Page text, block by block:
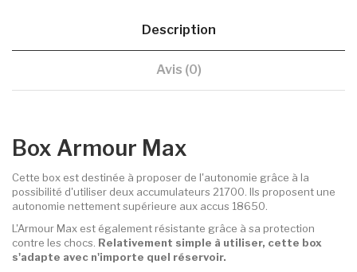
Description
Avis (0)
Box Armour Max
Cette box est destinée à proposer de l'autonomie grâce à la
possibilité d'utiliser deux accumulateurs 21700. Ils proposent une
autonomie nettement supérieure aux accus 18650.
L'Armour Max est également résistante grâce à sa protection
contre les chocs. Relativement simple à utiliser, cette box
s'adapte avec n'importe quel réservoir.